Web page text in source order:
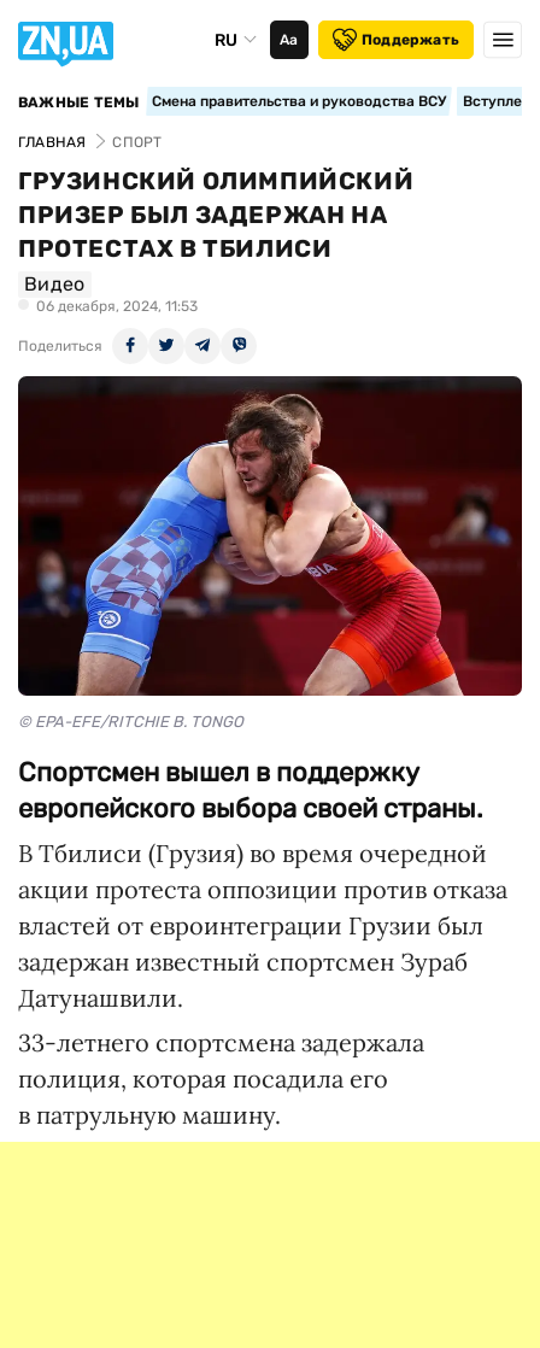
RU Аа Поддержать
ВАЖНЫЕ ТЕМЫ Смена правительства и руководства ВСУ
ГЛАВНАЯ СПОРТ
ГРУЗИНСКИЙ ОЛИМПИЙСКИЙ
ПРИЗЕР БЫЛ ЗАДЕРЖАН НА
ПРОТЕСТАХ В ТБИЛИСИ
Видео
06 декабря, 2024, 11:53
Поделиться
© EPA-EFE/RITCHIE B. TONGO
Спортсмен вышел в поддержку
европейского выбора своей страны.
В Тбилиси (Грузия) во время очередной
акции протеста оппозиции против отказа
властей от евроинтеграции Грузии был
задержан известный спортсмен Зураб
Датунашвили.
33-летнего спортсмена задержала
полиция, которая посадила его
в патрульную машину.